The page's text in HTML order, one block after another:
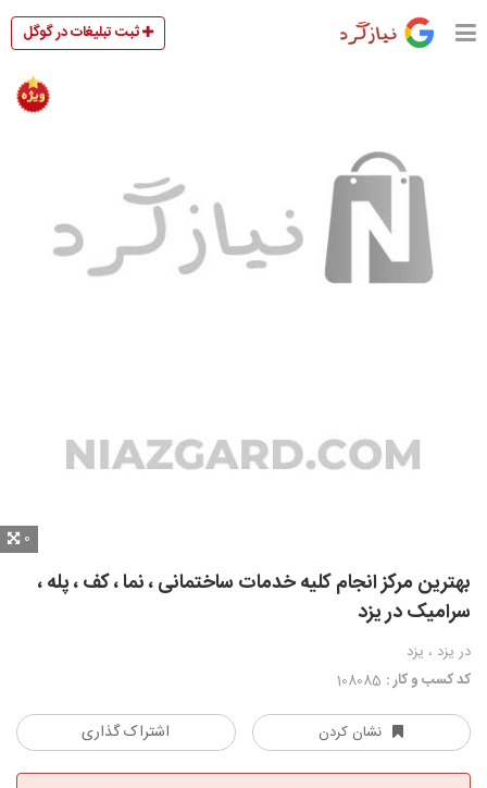
ثبت تبلیغات در گوگل
0
بهترین مرکز انجام کلیه خدمات ساختمانی ، نما ، کف ، پله ،
سرامیک در یزد
در یزد ، یزد
کد کسب و کار :
نشان کردن اشتراک گذاری